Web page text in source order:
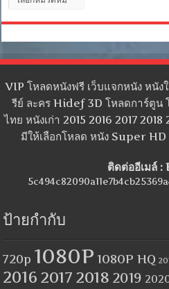
หมู่
VIP โหลดหนังฟรี เว็บแจกหนัง หนั
รีย์ ละคร Hidef 3D โหลดการ์ตูน
ไทย หนังเก่า 2015 2016 2017
มีให้เลือกโหลด หนัง Super
ติดต่ออีเมล์ :
ป้ายกำกับ
720p 1080P 1080P HQ
2016 2017 2018 2019